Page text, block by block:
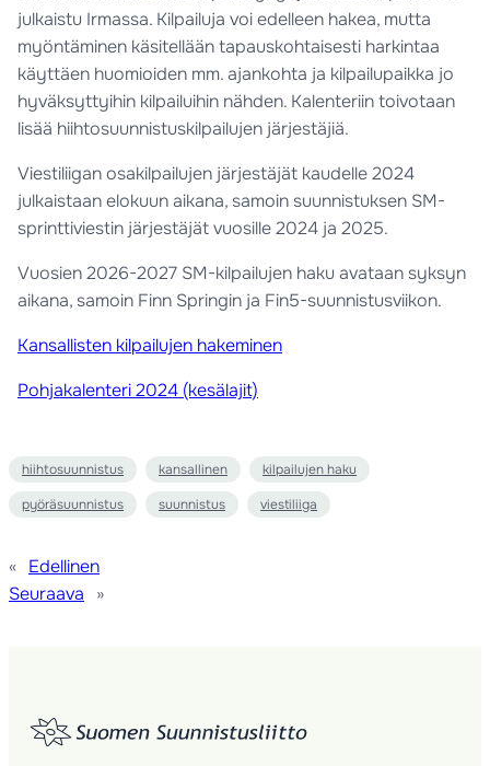
julkaistu Irmassa. Kilpailuja voi edelleen hakea, mutta
myöntäminen käsitellään tapauskohtaisesti harkintaa
käyttäen huomioiden mm. ajankohta ja kilpailupaikka jo
hyväksyttyihin kilpailuihin nähden. Kalenteriin toivotaan
lisää hiihtosuunnistuskilpailujen järjestäjiä.
Viestiliigan osakilpailujen järjestäjät kaudelle 2024
julkaistaan elokuun aikana, samoin suunnistuksen SM-
sprinttiviestin järjestäjät vuosille 2024 ja 2025.
Vuosien 2026-2027 SM-kilpailujen haku avataan syksyn
aikana, samoin Finn Springin ja Fin5-suunnistusviikon.
Kansallisten kilpailujen hakeminen
Pohjakalenteri 2024 (kesälajit)
hiihtosuunnistus kansallinen
kilpailujen haku
pyöräsuunnistus
suunnistus viestiliiga
« Edellinen
Seuraava
»